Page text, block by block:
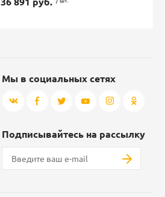
Мы в социальных сетях
Подписывайтесь на рассылку